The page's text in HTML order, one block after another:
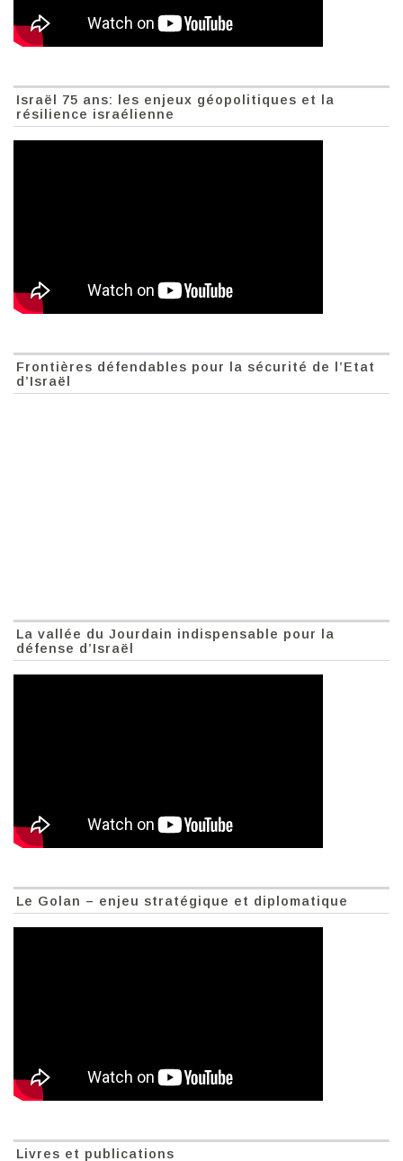
Israël 75 ans: les enjeux géopolitiques et la
résilience israélienne
Frontières défendables pour la sécurité de l’Etat
d’Israël
La vallée du Jourdain indispensable pour la
défense d’Israël
Le Golan – enjeu stratégique et diplomatique
Livres et publications